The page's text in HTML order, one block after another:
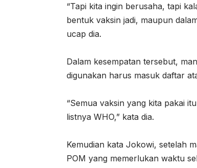
“Tapi kita ingin berusaha, tapi
bentuk vaksin jadi, maupun
ucap dia.
Dalam kesempatan tersebut,
digunakan harus masuk daftar
“Semua vaksin yang kita pakai
listnya WHO,” kata dia.
Kemudian kata Jokowi, setelah
POM yang memerlukan waktu